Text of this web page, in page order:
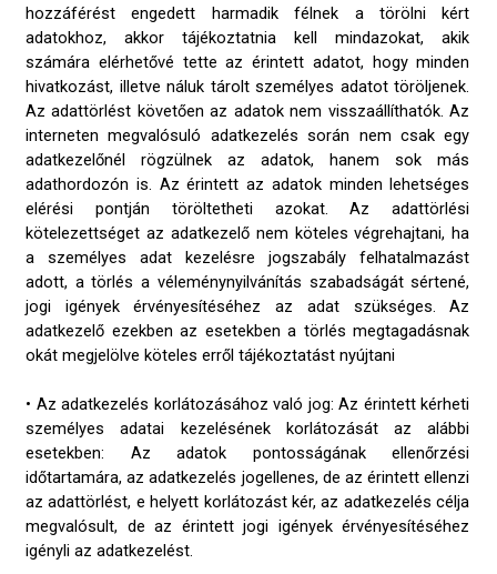
hozzáférést engedett harmadik félnek a törölni kért
adatokhoz, akkor tájékoztatnia kell mindazokat, akik
számára elérhetővé tette az érintett adatot, hogy minden
hivatkozást, illetve náluk tárolt személyes adatot töröljenek.
Az adattörlést követően az adatok nem visszaállíthatók. Az
interneten megvalósuló adatkezelés során nem csak egy
adatkezelőnél rögzülnek az adatok, hanem sok más
adathordozón is. Az érintett az adatok minden lehetséges
elérési pontján töröltetheti azokat. Az adattörlési
kötelezettséget az adatkezelő nem köteles végrehajtani, ha
a személyes adat kezelésre jogszabály felhatalmazást
adott, a törlés a véleménynyilvánítás szabadságát sértené,
jogi igények érvényesítéséhez az adat szükséges. Az
adatkezelő ezekben az esetekben a törlés megtagadásnak
okát megjelölve köteles erről tájékoztatást nyújtani
• Az adatkezelés korlátozásához való jog: Az érintett kérheti
személyes adatai kezelésének korlátozását az alábbi
esetekben: Az adatok pontosságának ellenőrzési
időtartamára, az adatkezelés jogellenes, de az érintett ellenzi
az adattörlést, e helyett korlátozást kér, az adatkezelés célja
megvalósult, de az érintett jogi igények érvényesítéséhez
igényli az adatkezelést.